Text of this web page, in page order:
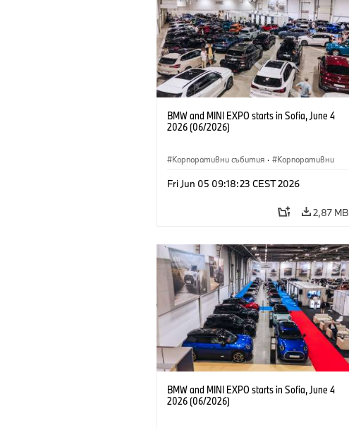
BMW and MINI EXPO starts in Sofia, June 4
2026 (06/2026)
Корпоративни събития · Корпоративни
Fri Jun 05 09:18:23 CEST 2026
2,87 MB
BMW and MINI EXPO starts in Sofia, June 4
2026 (06/2026)